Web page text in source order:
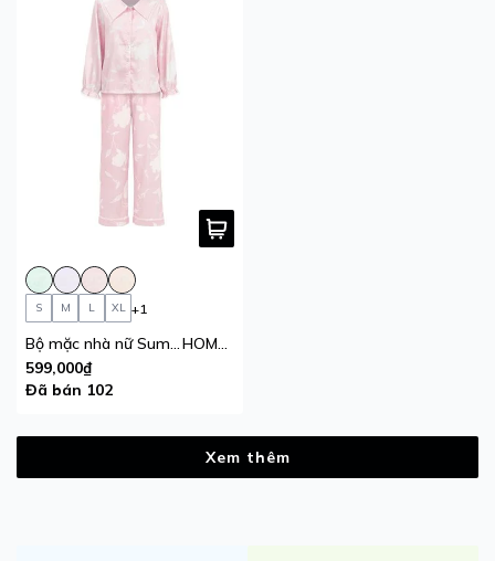
S M L XL +1
599,000₫
Đã bán 102
Xem thêm